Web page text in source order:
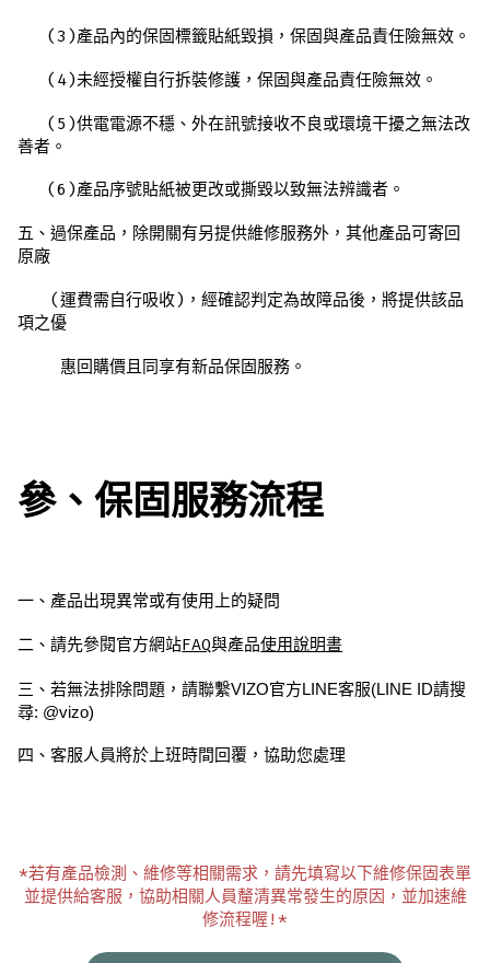
(3)產品內的保固標籤貼紙毀損，保固與產品責任險無效。
(4)未經授權自行拆裝修護，保固與產品責任險無效。
(5)供電電源不穩、外在訊號接收不良或環境干擾之無法改
善者。
(6)產品序號貼紙被更改或撕毀以致無法辨識者。
五、過保產品，除開關有另提供維修服務外，其他產品可寄回
原廠
(運費需自行吸收)，經確認判定為故障品後，將提供該品
項之優
惠回購價且同享有新品保固服務。
參、保固服務流程
一、產品出現異常或有使用上的疑問
二、請先參閱官方網站FAQ與產品使用說明書
三、若無法排除問題，請聯繫VIZO官方LINE客服(LINE ID請搜
尋: @vizo)
四、客服人員將於上班時間回覆，協助您處理
*若有產品檢測、維修等相關需求，請先填寫以下維修保固表單
並提供給客服，協助相關人員釐清異常發生的原因，並加速維
修流程喔!*